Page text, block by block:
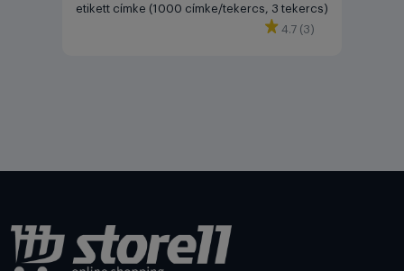
etikett címke (1000 címke/tekercs, 3 tekercs)
4.7 (3)